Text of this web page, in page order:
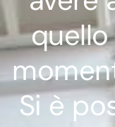
quello
Si è